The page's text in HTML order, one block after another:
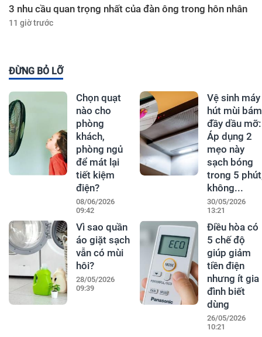
3 nhu cầu quan trọng nhất của đàn ông trong hôn nhân
11 giờ trước
ĐỪNG BỎ LỠ
Chọn quạt
nào cho
phòng
khách,
phòng ngủ
để mát lại
tiết kiệm
điện?
08/06/2026
09:42
Vệ sinh máy
hút mùi bám
đầy dầu mỡ:
Áp dụng 2
mẹo này
sạch bóng
trong 5
không...
30/05/2026
13:21
Vì sao quần
áo giặt sạch
vẫn có mùi
hôi?
28/05/2026
09:39
Điều hòa có
5 chế độ
giúp giảm
tiền điện
nhưng ít gia
đình biết
dùng
26/05/2026
10:21